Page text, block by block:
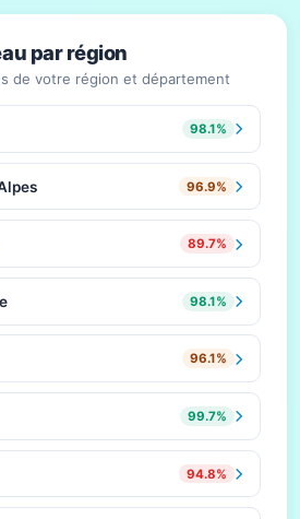
par région
de votre région et département
98.1%
96.9%
89.7%
98.1%
96.1%
99.7%
94.8%